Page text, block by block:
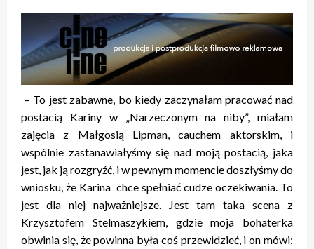
– To jest zabawne, bo kiedy zaczynałam pracować nad
postacią Kariny w „Narzeczonym na niby”, miałam
zajęcia z Małgosią Lipman, cauchem aktorskim, i
wspólnie zastanawiałyśmy się nad moją postacią, jaka
jest, jak ją rozgryźć, i w pewnym momencie doszłyśmy do
wniosku, że Karina chce spełniać cudze oczekiwania. To
jest dla niej najważniejsze. Jest tam taka scena z
Krzysztofem Stelmaszykiem, gdzie moja bohaterka
obwinia się, że powinna była coś przewidzieć, i on mówi: